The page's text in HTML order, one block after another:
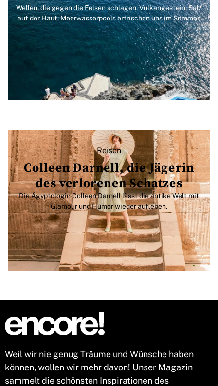
Wellen, die gegen die Felsen schlagen, Vulkangestein, Salz
auf der Haut: Meerwasserpools erfrischen uns im Sommer.
Reisen
Colleen Darnell, die Jägerin
des verlorenen Schatzes
Die Ägyptologin Colleen Darnell lässt die antike Welt mit
Glamour und Humor wieder aufleben.
Weil wir nie genug Träume und Wünsche haben
können, wollen wir mehr davon! Unser Magazin
sammelt die schönsten Inspirationen des